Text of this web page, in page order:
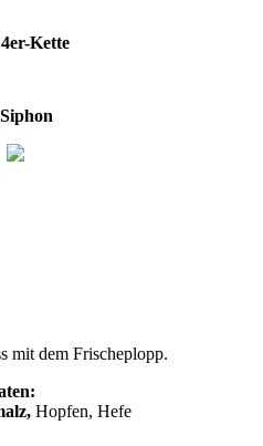
Kette
mit dem Frischeplopp.
Hopfen, Hefe